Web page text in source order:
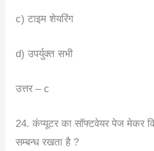
c) टाइम शेयरिंग
d) उपर्युक्त सभी
उत्तर – c
24. कंप्यूटर का सॉफ्टवेयर पेज मेकर
सम्बन्ध रखता है ?